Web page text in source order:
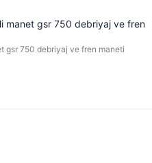
manet gsr 750 debriyaj ve fren
gsr 750 debriyaj ve fren maneti